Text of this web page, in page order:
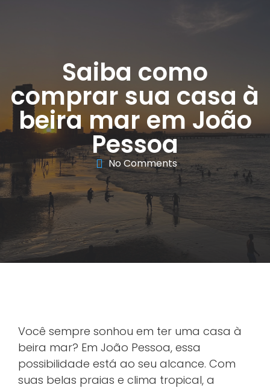
Saiba como
comprar sua casa à
beira mar em João
Pessoa
No Comments
Você sempre sonhou em ter uma casa à
beira mar? Em João Pessoa, essa
possibilidade está ao seu alcance. Com
suas belas praias e clima tropical, a